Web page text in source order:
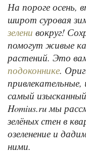
На пороге осень,
широт суровая
зелени вокруг!
помогут живые
растений. Это
подоконнике.
самый
Homius.ru мы
зелёных стен в
озеленение и
ними.